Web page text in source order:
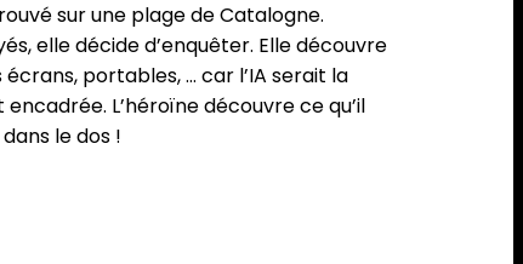
sur une plage de Catalogne.
elle décide d’enquêter. Elle découvre
portables, … car l’IA serait la
L’héroïne découvre ce qu’il
le dos !